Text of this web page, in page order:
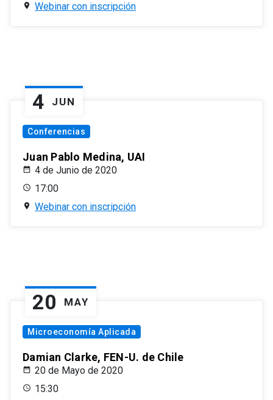
Webinar con inscripción
4 JUN
Conferencias
Juan Pablo Medina, UAI
4 de Junio de 2020
17:00
Webinar con inscripción
20 MAY
Microeconomía Aplicada
Damian Clarke, FEN-U. de Chile
20 de Mayo de 2020
15:30